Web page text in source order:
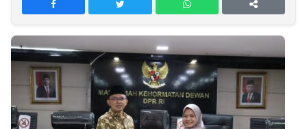
PT
TREETAN
MULTIMEDIA
INDONESIA
Partner